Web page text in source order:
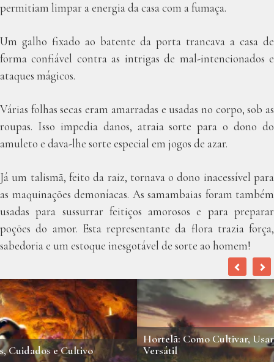
permitiam limpar a energia da casa com a fumaça.
Um galho fixado ao batente da porta trancava a casa de
forma confiável contra as intrigas de mal-intencionados e
ataques mágicos.
Várias folhas secas eram amarradas e usadas no corpo, sob as
roupas. Isso impedia danos, atraia sorte para o dono do
amuleto e dava-lhe sorte especial em jogos de azar.
Já um talismã, feito da raiz, tornava o dono inacessível para
as maquinações demoníacas. As samambaias foram também
usadas para sussurrar feitiços amorosos e para preparar
poções do amor. Esta representante da flora trazia força,
sabedoria e um estoque inesgotável de sorte ao homem!
Hortelã: Como Cultivar, Usar e Controlar essa Planta
Versátil